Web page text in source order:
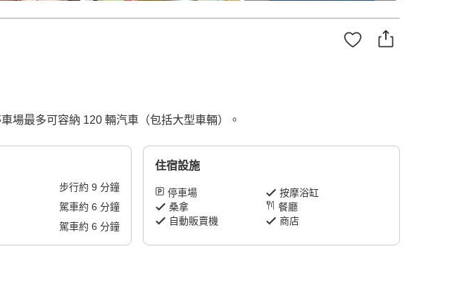
場最多可容納 120 輛汽車（包括大型車輛）。
步行約 9 分鐘
駕車約 6 分鐘
駕車約 6 分鐘
住宿設施
停車場
按摩浴缸
桑拿
餐廳
自動販賣機
商店